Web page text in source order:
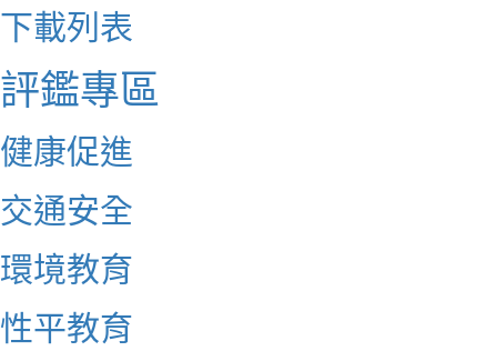
下載列表
評鑑專區
健康促進
交通安全
環境教育
性平教育